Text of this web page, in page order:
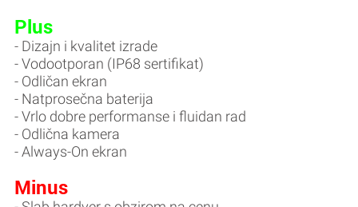
Plus
- Dizajn i kvalitet izrade
- Vodootporan (IP68 sertifikat)
- Odličan ekran
- Natprosečna baterija
- Vrlo dobre performanse i fluidan rad
- Odlična kamera
- Always-On ekran
Minus